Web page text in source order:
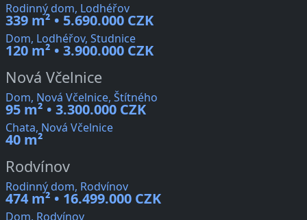
Rodinný dom, Lodhéřov
339 m² • 5.690.000 CZK
Dom, Lodhéřov, Studnice
120 m² • 3.900.000 CZK
Nová Včelnice
Dom, Nová Včelnice, Štítného
95 m² • 3.300.000 CZK
Chata, Nová Včelnice
40 m²
Rodvínov
Rodinný dom, Rodvínov
474 m² • 16.499.000 CZK
Dom, Rodvínov